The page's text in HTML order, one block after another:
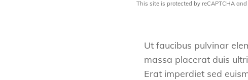
This site is protected by reCAPTCHA and
Ut faucibus pulvinar
massa placerat duis
Erat imperdiet sed